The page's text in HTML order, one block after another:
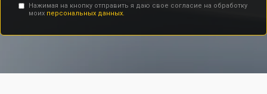
Нажимая на кнопку отправить я даю свое согласие на обработку
моих персональных данных.